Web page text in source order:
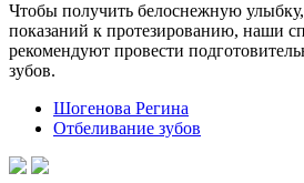
Чтобы получить белоснежную
показаний к протезированию, наши
рекомендуют провести
зубов.
Шогенова Регина
Отбеливание зубов